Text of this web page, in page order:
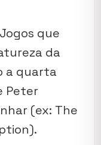
Jogos que
da
a quarta
Peter
(ex: The
).